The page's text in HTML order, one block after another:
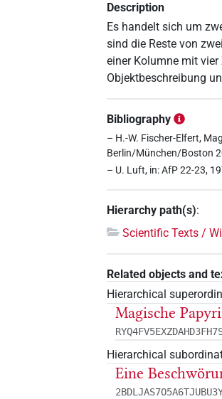
Description
Es handelt sich um
sind die Reste von
einer Kolumne mit
Objektbeschreibung
Bibliography
– H.-W. Fischer-Elfert,
Berlin/München/Boston
– U. Luft, in: AfP 22-23,
Hierarchy path(s):
Scientific Texts /
Related objects and
Hierarchical
Magische Papyri
Hierarchical
Eine